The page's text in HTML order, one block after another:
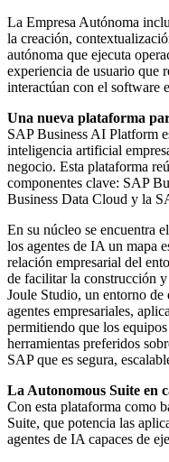
La Empresa Autónoma
la creación,
autónoma que ejecuta
experiencia de usuario que
interactúan con el software
Una nueva plataforma
SAP Business AI Platform
inteligencia artificial
negocio. Esta plataforma
componentes clave: SAP
Business Data Cloud y la
En su núcleo se encuentra
los agentes de IA un mapa
relación empresarial del
de facilitar la construcción y
Joule Studio, un entorno
agentes empresariales,
permitiendo que los
herramientas preferidos
SAP que es segura,
La Autonomous Suite en
Con esta plataforma como
Suite, que potencia las
agentes de IA capaces de